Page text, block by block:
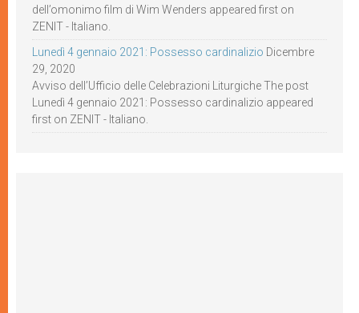
dell’omonimo film di Wim Wenders appeared first on
ZENIT - Italiano.
Lunedì 4 gennaio 2021: Possesso cardinalizio Dicembre
29, 2020
Avviso dell’Ufficio delle Celebrazioni Liturgiche The post
Lunedì 4 gennaio 2021: Possesso cardinalizio appeared
first on ZENIT - Italiano.